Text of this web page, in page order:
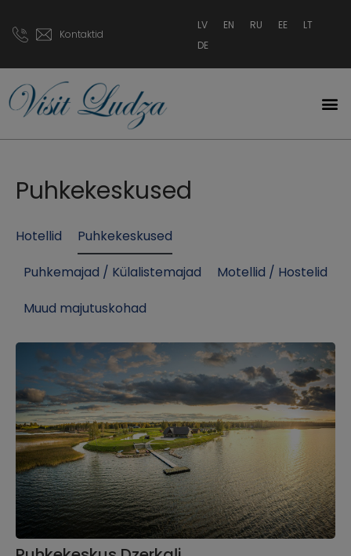
Kontaktid
LV EN RU EE
LT
DE
Puhkekeskused
Hotellid
Puhkekeskused
Puhkemajad / Külalistemajad
Motellid / Hostelid
Muud majutuskohad